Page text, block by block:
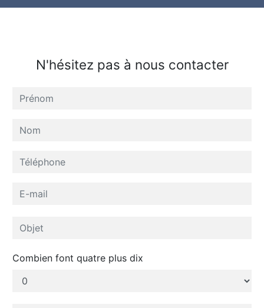
N'hésitez pas à nous contacter
Combien font quatre plus dix